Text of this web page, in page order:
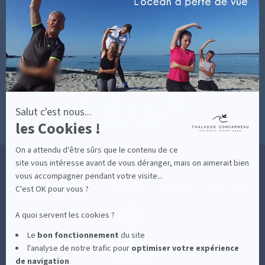
savoir
plus
sur
Axeptio
Salut c'est nous...
les Cookies !
On a attendu d'être sûrs que le contenu de ce
site vous intéresse avant de vous déranger, mais on aimerait bien
vous accompagner pendant votre visite...
C'est OK pour vous ?
A quoi servent les cookies ?
Le bon fonctionnement du site
l'analyse de notre trafic pour optimiservotre expérience
de navigation
SOINS AVEC HÉBERGEMENT
BONNES RAISONS DE VENIR
MON COMPTE
MON PANIER
ACCÈS
CONTACT
MESURES D'HYGIÈNE
POLITIQUE DE CONFIDENTIALITÉ
MENTIONS LÉGALES
36 RUE DES SABLES BLANCS - 29900 CONCARNEAU - 02 98 75 05 40
CLIQUEZ-ICI POUR MODIFIER VOS PRÉFÉRENCES EN MATIÈRE DE COOKIES